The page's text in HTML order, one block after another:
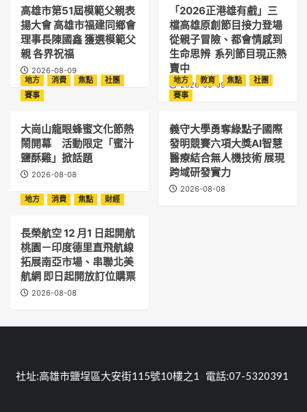
高雄市第51屆模範父親表
揚大會 高雄市福建同鄉會
理事長陳國鑫 獲選模範父
親 各界祝福
2026-08-09
「2026正港雄有戲」三
檔高雄原創節目接力登場
從親子冒險、都會情感到
生命思辨 系列節目現正熱
賣中
2026-08-09
地方 消費 焦點
社團
賽事
大崗山龍眼蜂蜜文化節熱
鬧開幕 活動限定「蜜汁
鹽酥雞」掀話題
2026-08-08
地方 教育 焦點
社團
賽事
義守大學勇奪綠點子國際
發明競賽六項大獎AI智慧
醫療結合無人機技術 展現
跨域研發實力
2026-08-08
地方
消費 焦點 財經
長榮航空 12 月1 日起開航
桃園－印度德里直飛航線
拓展南亞市場、串聯北美
航網 即日起開放訂位購票
2026-08-08
社址:高雄市鹽埕區大安街115號10樓之1 電話:07-5320391